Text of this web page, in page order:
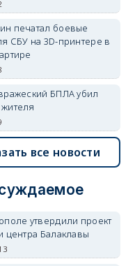
печатал боевые
СБУ на 3D-принтере в
БПЛА убил
все новости
утвердили проект
центра Балаклавы